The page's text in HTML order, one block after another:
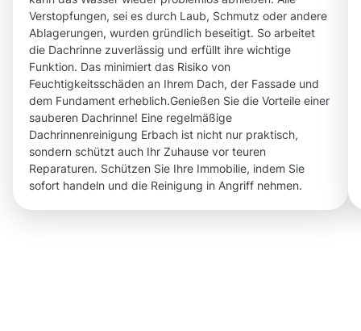
Verstopfungen, sei es durch Laub, Schmutz oder andere
Ablagerungen, wurden gründlich beseitigt. So arbeitet
die Dachrinne zuverlässig und erfüllt ihre wichtige
Funktion. Das minimiert das Risiko von
Feuchtigkeitsschäden an Ihrem Dach, der Fassade und
dem Fundament erheblich.Genießen Sie die Vorteile einer
sauberen Dachrinne! Eine regelmäßige
Dachrinnenreinigung Erbach ist nicht nur praktisch,
sondern schützt auch Ihr Zuhause vor teuren
Reparaturen. Schützen Sie Ihre Immobilie, indem Sie
sofort handeln und die Reinigung in Angriff nehmen.